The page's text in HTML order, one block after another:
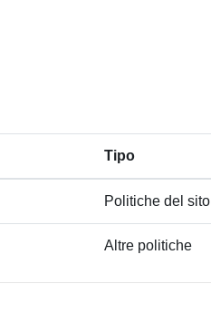
Tipo
Politiche del sito
Altre politiche